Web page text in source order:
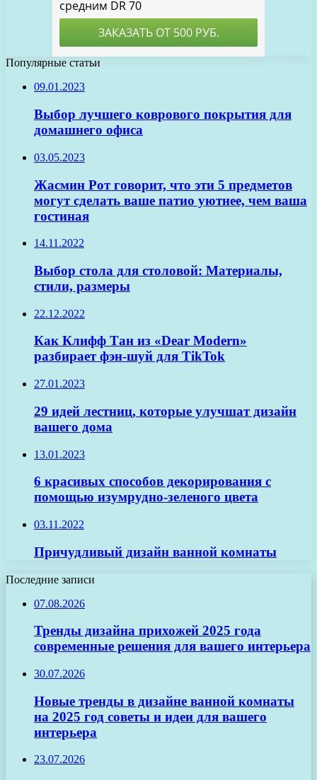
Популярные статьи
09.01.2023
Выбор лучшего коврового покрытия для
домашнего офиса
03.05.2023
Жасмин Рот говорит, что эти 5 предметов
могут сделать ваше патио уютнее, чем ваша
гостиная
14.11.2022
Выбор стола для столовой: Материалы,
стили, размеры
22.12.2022
Как Клифф Тан из «Dear Modern»
разбирает фэн-шуй для TikTok
27.01.2023
29 идей лестниц, которые улучшат дизайн
вашего дома
13.01.2023
6 красивых способов декорирования с
помощью изумрудно-зеленого цвета
03.11.2022
Причудливый дизайн ванной комнаты
Последние записи
07.08.2026
Тренды дизайна прихожей 2025 года
современные решения для вашего интерьера
30.07.2026
Новые тренды в дизайне ванной комнаты
на 2025 год советы и идеи для вашего
интерьера
23.07.2026